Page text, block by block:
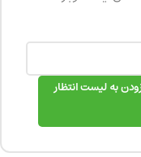
به لیست انتظار